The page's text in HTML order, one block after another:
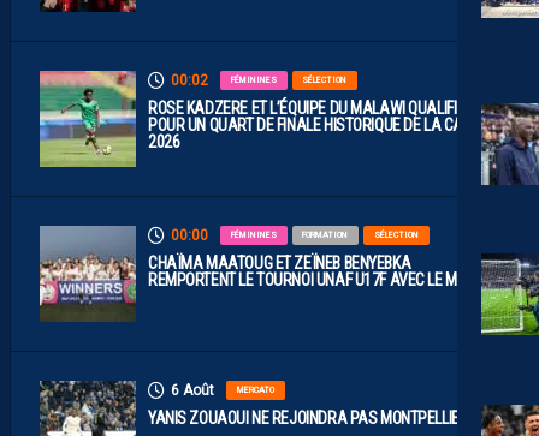
00:02 FÉMININES SÉLECTION
ROSE KADZERE ET L’ÉQUIPE DU MALAWI QUALIFIÉES
POUR UN QUART DE FINALE HISTORIQUE DE LA CAN
2026
00:00 FÉMININES FORMATION SÉLECTION
CHAÏMA MAATOUG ET ZEÏNEB BENYEBKA
REMPORTENT LE TOURNOI UNAF U17F AVEC LE MAROC
6 Août MERCATO
YANIS ZOUAOUI NE REJOINDRA PAS MONTPELLIER…